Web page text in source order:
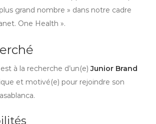
grand nombre » dans notre cadre
One Health ».
à la recherche d’un(e)Junior Brand
et motivé(e) pour rejoindre son